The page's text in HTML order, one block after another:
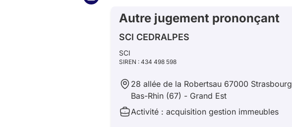
Autre jugement prononçant
SCI CEDRALPES
SCI
SIREN : 434 498 598
28 allée de la Robertsau 67000 Strasbourg
Bas-Rhin (67) - Grand Est
Activité : acquisition gestion immeubles